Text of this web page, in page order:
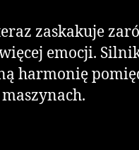
zaskakuje
emocji.
harmonię